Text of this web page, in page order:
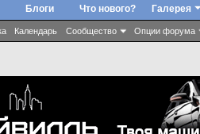
Календарь Сообщество Опции форума
Блоги Что нового? Галерея